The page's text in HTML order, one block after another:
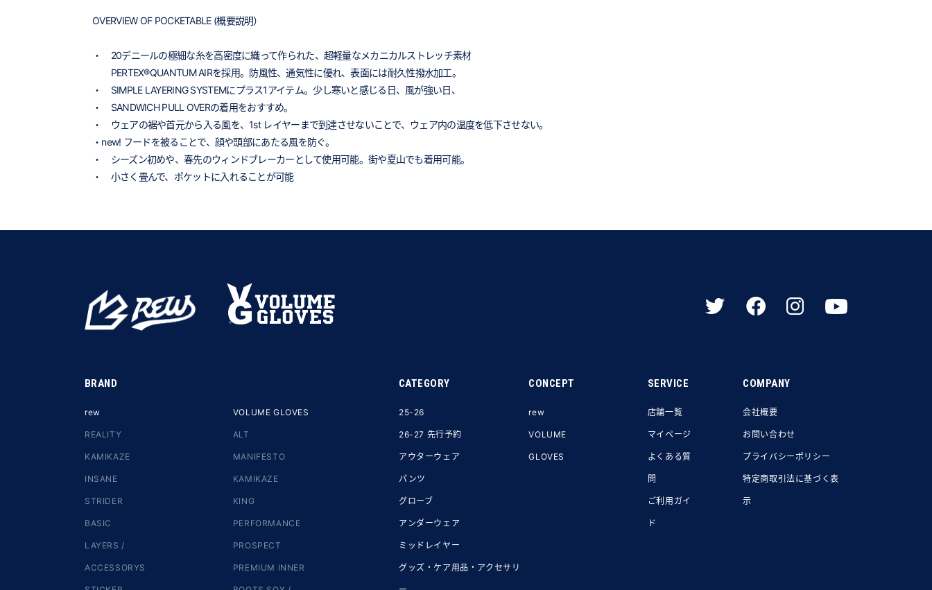
OVERVIEW OF POCKETABLE (概要説明）
・ 20デニールの極細な糸を高密度に織って作られた、超軽量なメカニカルストレッチ素材
PERTEX®QUANTUM AIRを採用。防風性、通気性に優れ、表面には耐久性撥水加工。
・ SIMPLE LAYERING SYSTEMにプラス1アイテム。少し寒いと感じる日、風が強い日、
・ SANDWICH PULL OVERの着用をおすすめ。
・ ウェアの裾や首元から入る風を、1st レイヤーまで到達させないことで、ウェア内の温度を低下させない。
・new! フードを被ることで、顔や頭部にあたる風を防ぐ。
・ シーズン初めや、春先のウィンドブレーカーとして使用可能。街や夏山でも着用可能。
・ 小さく畳んで、ポケットに入れることが可能
BRAND
rew
REALITY
KAMIKAZE
INSANE
STRIDER
BASIC
LAYERS /
ACCESSORYS
VOLUME GLOVES
ALT
MANIFESTO
KAMIKAZE
KING
PERFORMANCE
PROSPECT
PREMIUM INNER
CATEGORY
25-26
26-27 先行予約
アウターウェア
パンツ
グローブ
アンダーウェア
ミッドレイヤー
グッズ・ケア用品・アクセサリ
CONCEPT
rew
VOLUME
GLOVES
SERVICE
店舗一覧
マイページ
よくある質
問
ご利用ガイ
ド
COMPANY
会社概要
お問い合わせ
プライバシーポリシー
特定商取引法に基づく表
示